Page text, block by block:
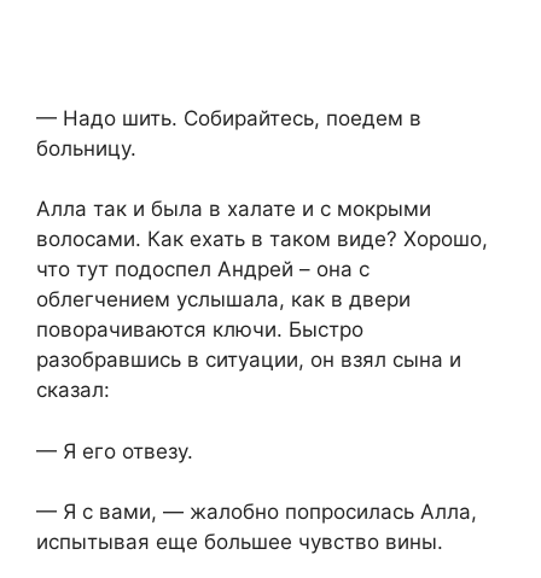
— Надо шить. Собирайтесь, поедем в
больницу.
Алла так и была в халате и с мокрыми
волосами. Как ехать в таком виде? Хорошо,
что тут подоспел Андрей – она с
облегчением услышала, как в двери
поворачиваются ключи. Быстро
разобравшись в ситуации, он взял сына и
сказал:
— Я его отвезу.
— Я с вами, — жалобно попросилась Алла,
испытывая еще большее чувство вины.